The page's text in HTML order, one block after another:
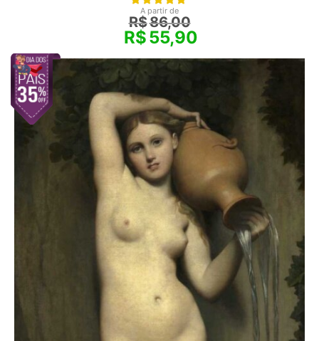
A partir de
R$86,00
R$55,90